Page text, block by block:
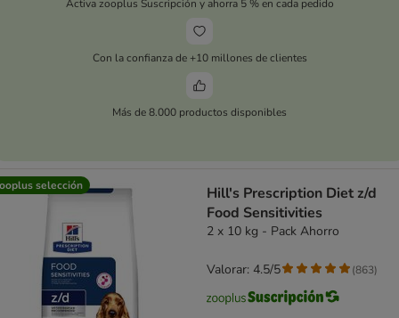
Activa zooplus Suscripción y ahorra 5 % en cada pedido
Con la confianza de +10 millones de clientes
Más de 8.000 productos disponibles
selección
Hill's Prescription Diet z/d
Food Sensitivities
2 x 10 kg - Pack Ahorro
Valorar: 4.5/5 (863)